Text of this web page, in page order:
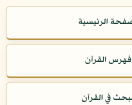
الرئيسية
فهرس القرآن
في القرآن